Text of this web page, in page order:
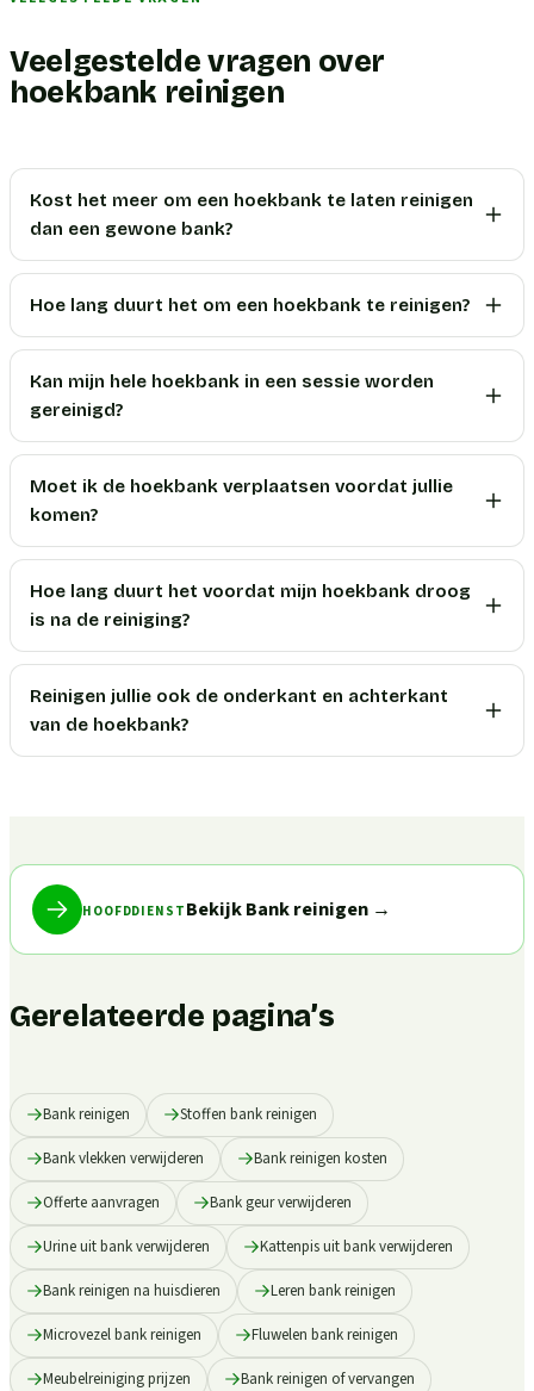
Veelgestelde vragen over
hoekbank reinigen
Kost het meer om een hoekbank te laten reinigen
dan een gewone bank?
Hoe lang duurt het om een hoekbank te reinigen?
Kan mijn hele hoekbank in een sessie worden
gereinigd?
Moet ik de hoekbank verplaatsen voordat jullie
komen?
Hoe lang duurt het voordat mijn hoekbank droog
is na de reiniging?
Reinigen jullie ook de onderkant en achterkant
van de hoekbank?
HOOFDDIENST Bekijk Bank reinigen→
Gerelateerde pagina’s
Bank reinigen Stoffen bank reinigen
Bank vlekken verwijderen Bank reinigen kosten
Offerte aanvragen Bank geur verwijderen
Urine uit bank verwijderen Kattenpis uit bank verwijderen
Bank reinigen na huisdieren Leren bank reinigen
Microvezel bank reinigen Fluwelen bank reinigen
Meubelreiniging prijzen Bank reinigen of vervangen